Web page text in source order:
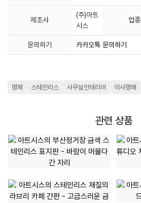
제조사
(주)아트
시스
업종
문의하기 카카오톡 문의하기
명패 스테인리스 사무실인테리어 이사명패
관련 상품